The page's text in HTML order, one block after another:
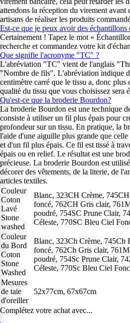
attendons la réception du virement avant
artisans de réaliser les produits
Est-ce que je peux avoir des échantillons
Certainement ! Tapez le mot «
recherche et commandez votre kit
Que signifie l'acronyme "TC" ?
L'abréviation "TC" vient de l'anglais
"Nombre de fils". L'abréviation indique
centimètre carré que le tissu a, donc plus
qualité du tissu que vous choisissez sera
Qu'est-ce que la broderie Bourdon?
La broderie Bourdon est une technique
consiste à utiliser un fil plus épais pour
profondeur sur un tissu. En pratique, la
l'aide d'une aiguille plus grande que
et d'un fil plus épais. Ce fil est tissé à
épais ou en relief. Le résultat est une
précieuse. La broderie Bourdon est
décorer des vêtements, de la literie, de
articles textiles.
Couleur
Coton
Lavé
Stone
washed
Blanc, 323CH Crème,
foncé, 762CH Gris clair,
poudré, 754SC Prune Clair,
Céleste, 770SC Bleu Ciel
Couleur
du Bord
Coton
Stone
Washed
Blanc, 323Ch Crème, 745Ch
foncé, 762Ch Gris clair,
poudré, 754Sc Prune Clair,
Céleste, 770Sc Bleu Ciel
Mesures
de taie
d'oreiller
52x77cm, 67x67cm
Complétez votre achat avec...